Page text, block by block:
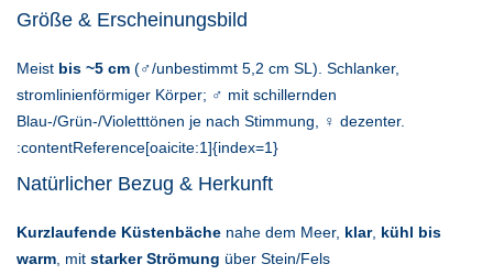
Größe & Erscheinungsbild
Meist bis ~5 cm (♂/unbestimmt 5,2 cm SL). Schlanker,
stromlinienförmiger Körper; ♂ mit schillernden
Blau-/Grün-/Violetttönen je nach Stimmung, ♀ dezenter.
:contentReference[oaicite:1]{index=1}
Natürlicher Bezug & Herkunft
Kurzlaufende Küstenbäche nahe dem Meer, klar, kühl bis
warm , mit starker Strömung über Stein/Fels